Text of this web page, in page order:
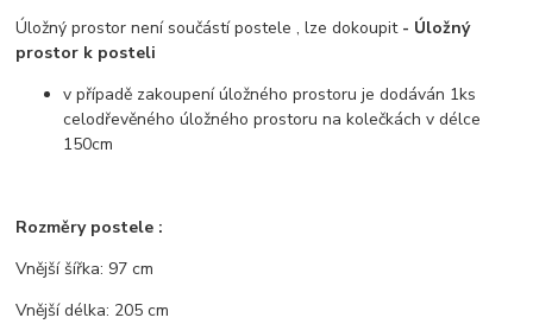
Úložný prostor není součástí postele , lze dokoupit- Úložný
prostor k posteli
v případě zakoupení úložného prostoru je dodáván 1ks
celodřevěného úložného prostoru na kolečkách v délce
150cm
Rozměry postele :
Vnější šířka: 97 cm
Vnější délka: 205 cm